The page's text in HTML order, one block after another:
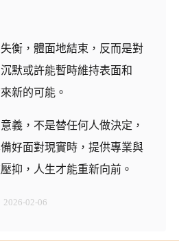
衡，體面地結束，反而是對
默或許能暫時維持表面和
新的可能。
義，不是替任何人做決定，
好面對現實時，提供專業與
抑，人生才能重新向前。
2026-02-06